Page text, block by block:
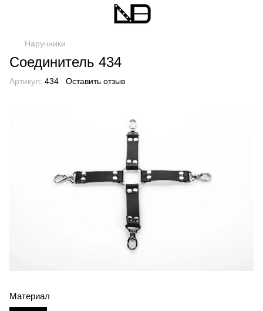
Наручники
Соединитель 434
Артикул: 434 Оставить отзыв
Материал